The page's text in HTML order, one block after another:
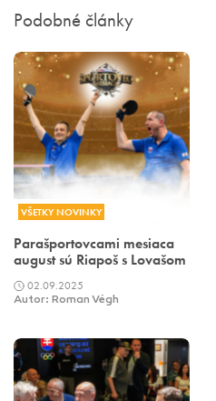
Podobné články
VŠETKY NOVINKY
Parašportovcami mesiaca
august sú Riapoš s Lovašom
02.09.2025
Autor: Roman Végh